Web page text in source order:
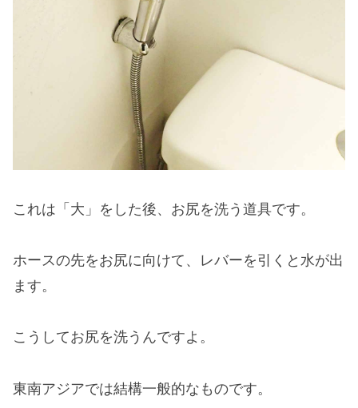
これは「大」をした後、お尻を洗う道具です。
ホースの先をお尻に向けて、レバーを引くと水が出
ます。
こうしてお尻を洗うんですよ。
東南アジアでは結構一般的なものです。